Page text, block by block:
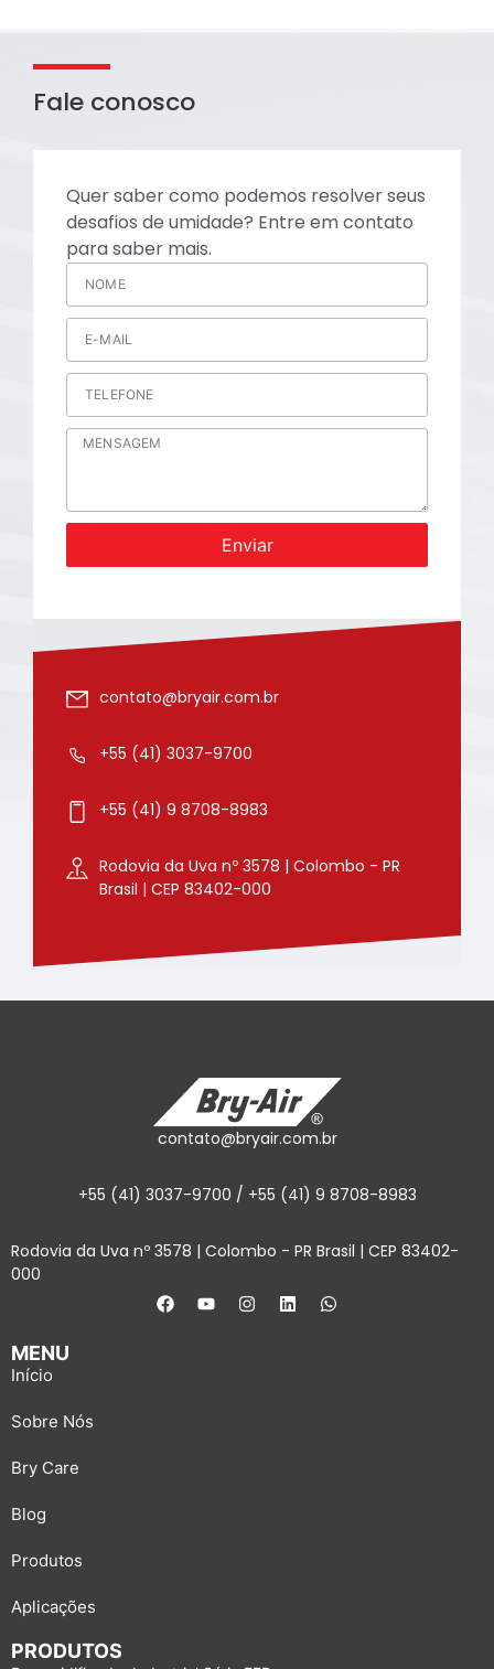
Quer saber como podemos resolver seus
desafios de umidade? Entre em contato
para saber mais.
Enviar
contato@bryair.com.br
+55 (41) 3037-9700
+55 (41) 9 8708-8983
Rodovia da Uva nº 3578 | Colombo - PR
Brasil | CEP 83402-000
Fale conosco
contato@bryair.com.br
+55 (41) 3037-9700 / +55 (41) 9 8708-8983
Rodovia da Uva nº 3578 | Colombo - PR Brasil | CEP 83402-
000
Início
Sobre Nós
Bry Care
Blog
Produtos
Aplicações
MENU
PRODUTOS